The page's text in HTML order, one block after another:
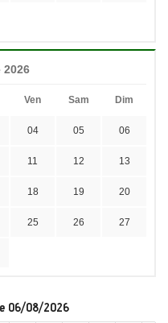
2026
Ven Sam Dim
04 05 06
11 12 13
18 19 20
25 26 27
06/08/2026